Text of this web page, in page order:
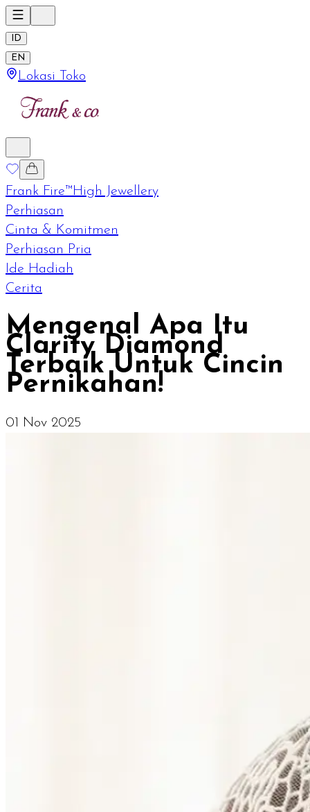
ID
EN
Lokasi Toko
Frank Fire™High Jewellery
Perhiasan
Cinta & Komitmen
Perhiasan Pria
Ide Hadiah
Cerita
Mengenal Apa Itu
Clarity Diamond
Terbaik Untuk Cincin
Pernikahan!
01 Nov 2025